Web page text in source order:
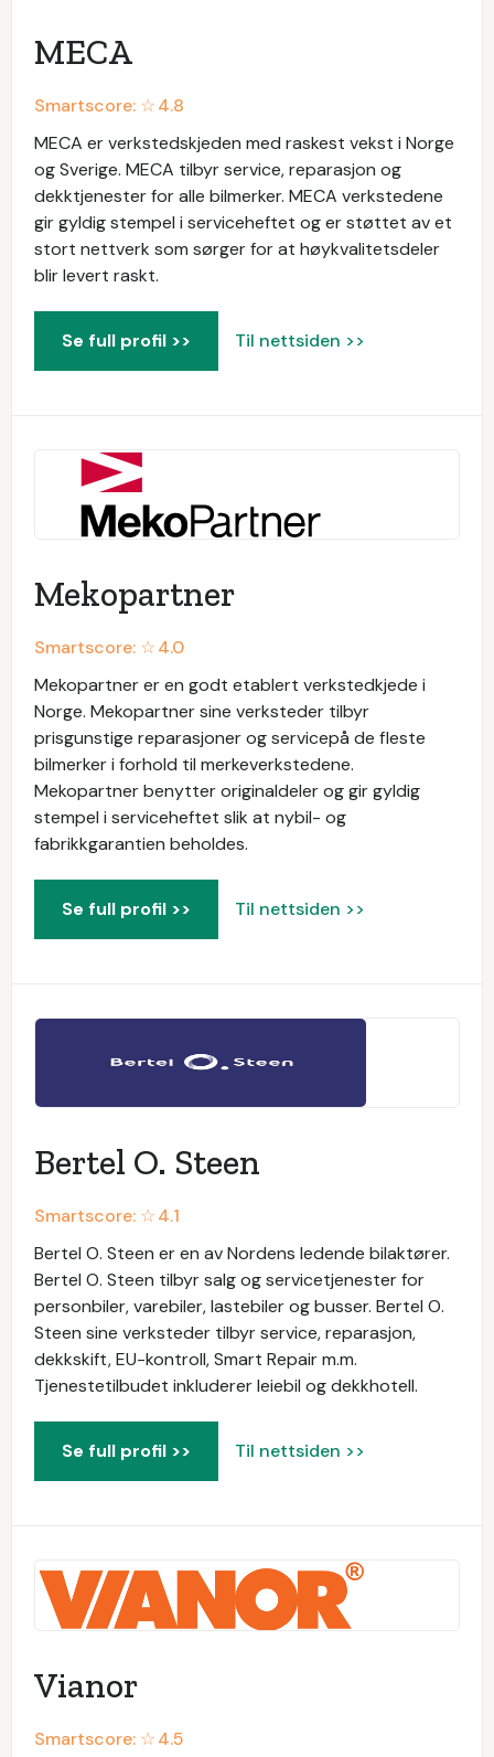
MECA
Smartscore: ☆4.8
MECA er verkstedskjeden med raskest vekst i Norge
og Sverige. MECA tilbyr service, reparasjon og
dekktjenester for alle bilmerker. MECA verkstedene
gir gyldig stempel i serviceheftet og er støttet av et
stort nettverk som sørger for at høykvalitetsdeler
blir levert raskt.
Se full profil >> Til nettsiden >>
Mekopartner
Smartscore: ☆4.0
Mekopartner er en godt etablert verkstedkjede i
Norge. Mekopartner sine verksteder tilbyr
prisgunstige reparasjoner og servicepå de fleste
bilmerker i forhold til merkeverkstedene.
Mekopartner benytter originaldeler og gir gyldig
stempel i serviceheftet slik at nybil- og
fabrikkgarantien beholdes.
Se full profil >> Til nettsiden >>
Bertel O. Steen
Smartscore: ☆4.1
Bertel O. Steen er en av Nordens ledende bilaktører.
Bertel O. Steen tilbyr salg og servicetjenester for
personbiler, varebiler, lastebiler og busser. Bertel O.
Steen sine verksteder tilbyr service, reparasjon,
dekkskift, EU-kontroll, Smart Repair m.m.
Tjenestetilbudet inkluderer leiebil og dekkhotell.
Se full profil >> Til nettsiden >>
Vianor
Smartscore: ☆4.5